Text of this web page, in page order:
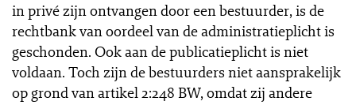
in privé zijn ontvangen door een bestuurder, is de
rechtbank van oordeel van de administratieplicht is
geschonden. Ook aan de publicatieplicht is niet
voldaan. Toch zijn de bestuurders niet aansprakelijk
op grond van artikel 2:248 BW, omdat zij andere